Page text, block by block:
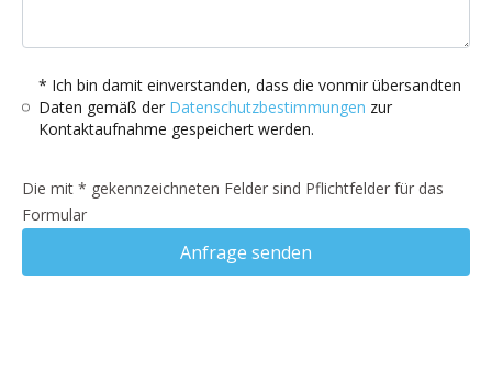
* Ich bin damit einverstanden, dass die vonmir übersandten
Daten gemäß der Datenschutzbestimmungen zur
Kontaktaufnahme gespeichert werden.
Die mit * gekennzeichneten Felder sind Pflichtfelder für das
Formular
Anfrage senden